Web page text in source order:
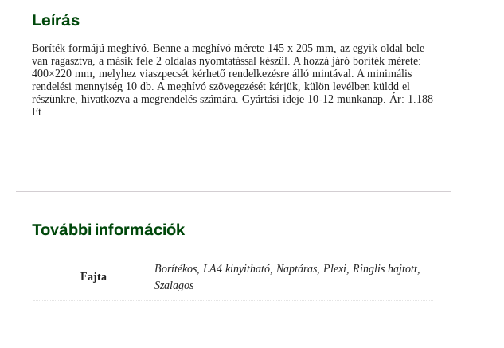
Leírás
Boríték formájú meghívó. Benne a meghívó mérete 145 x 205 mm, az egyik oldal bele
van ragasztva, a másik fele 2 oldalas nyomtatással készül. A hozzá járó boríték mérete:
400×220 mm, melyhez viaszpecsét kérhető rendelkezésre álló mintával. A minimális
rendelési mennyiség 10 db. A meghívó szövegezését kérjük, külön levélben küldd el
részünkre, hivatkozva a megrendelés számára. Gyártási ideje 10-12 munkanap. Ár: 1.188
Ft
További információk
Fajta
Borítékos, LA4 kinyitható, Naptáras, Plexi, Ringlis hajtott,
Szalagos